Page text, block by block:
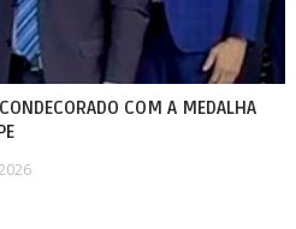
COM A MEDALHA